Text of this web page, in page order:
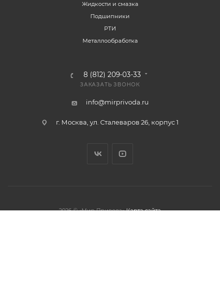
Жидкости и смазка
Подшипники
РТИ
Металлообработка
8 (812) 209-03-33
ЗАКАЗАТЬ ЗВОНОК
info@mirprivoda.ru
г. Москва, ул. Сталеваров 26, корпус 1
2026 © «Мир Привода» Карта сайта